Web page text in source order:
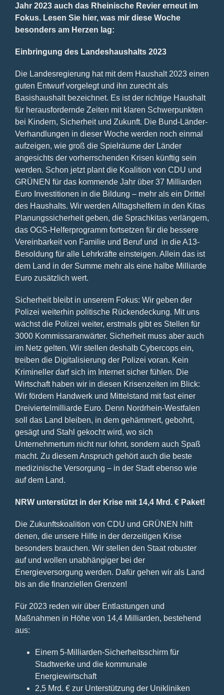
Jahr 2023 auch das Rheinische Revier erneut im
Fokus. Lesen Sie hier, was mir diese Woche
besonders am Herzen lag:
Einbringung des Landeshaushalts 2023
Die Landesregierung hat mit dem Haushalt 2023 einen
guten Entwurf vorgelegt und ihn zurecht als
Basishaushalt bezeichnet. Es ist der richtige Haushalt
für herausfordernde Zeiten mit klaren Schwerpunkten
bei Kindern, Sicherheit und Zukunft. Die Bund-Länder-
Verhandlungen in dieser Woche werden noch einmal
aufzeigen, wie groß die Spielräume der Länder
angesichts der vorherrschenden Krisen künftig sein
werden. Schon jetzt plant die Koalition von CDU und
GRÜNEN für das kommende Jahr über 37 Milliarden
Euro Investitionen in die Bildung – mehr als ein Drittel
des Haushalts. Wir werden Alltagshelfern in den Kitas
Planungssicherheit geben, die Sprachkitas verlängern,
das OGS-Helferprogramm fortsetzen für die bessere
Vereinbarkeit von Familie und Beruf und in die A13-
Besoldung für alle Lehrkräfte einsteigen. Allein das ist
dem Land in der Summe mehr als eine halbe Milliarde
Euro zusätzlich wert.
Sicherheit bleibt in unserem Fokus: Wir geben der
Polizei weiterhin politische Rückendeckung. Mit uns
wächst die Polizei weiter, erstmals gibt es Stellen für
3000 Kommissaranwärter. Sicherheit muss aber auch
im Netz gelten. Wir stellen deshalb Cybercops ein,
treiben die Digitalisierung der Polizei voran. Kein
Krimineller darf sich im Internet sicher fühlen. Die
Wirtschaft haben wir in diesen Krisenzeiten im Blick:
Wir fördern Handwerk und Mittelstand mit fast einer
Dreiviertelmilliarde Euro. Denn Nordrhein-Westfalen
soll das Land bleiben, in dem gehämmert, gebohrt,
gesägt und Stahl gekocht wird, wo sich
Unternehmertum nicht nur lohnt, sondern auch Spaß
macht. Zu diesem Anspruch gehört auch die beste
medizinische Versorgung – in der Stadt ebenso wie
auf dem Land.
NRW unterstützt in der Krise mit 14,4 Mrd. € Paket!
Die Zukunftskoalition von CDU und GRÜNEN hilft
denen, die unsere Hilfe in der derzeitigen Krise
besonders brauchen. Wir stellen den Staat robuster
auf und wollen unabhängiger bei der
Energieversorgung werden. Dafür gehen wir als Land
bis an die finanziellen Grenzen!
Für 2023 reden wir über Entlastungen und
Maßnahmen in Höhe von 14,4 Milliarden, bestehend
aus:
Einem 5-Milliarden-Sicherheitsschirm für
Stadtwerke und die kommunale
Energiewirtschaft
2,5 Mrd. € zur Unterstützung der Unikliniken